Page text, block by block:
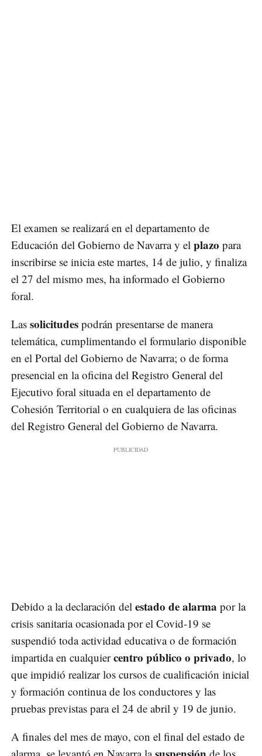
El examen se realizará en el departamento de
Educación del Gobierno de Navarra y el plazo para
inscribirse se inicia este martes, 14 de julio, y finaliza
el 27 del mismo mes, ha informado el Gobierno
foral.
Las solicitudes podrán presentarse de manera
telemática, cumplimentando el formulario disponible
en el Portal del Gobierno de Navarra; o de forma
presencial en la oficina del Registro General del
Ejecutivo foral situada en el departamento de
Cohesión Territorial o en cualquiera de las oficinas
del Registro General del Gobierno de Navarra.
Debido a la declaración del estado de alarma por la
crisis sanitaria ocasionada por el Covid-19 se
suspendió toda actividad educativa o de formación
impartida en cualquiercentro público o privado, lo
que impidió realizar los cursos de cualificación inicial
y formación continua de los conductores y las
pruebas previstas para el 24 de abril y 19 de junio.
A finales del mes de mayo, con el final del estado de